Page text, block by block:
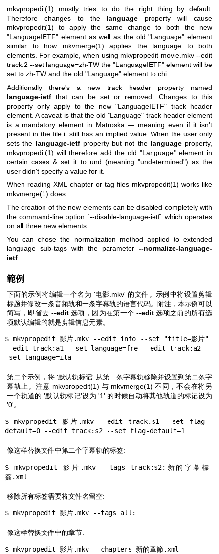
mkvpropedit(1) mostly tries to do the right thing by default.
Therefore changes to the language property will cause
mkvpropedit(1) to apply the same change to both the new
"LanguageIETF" element as well as the old "Language" element
similar to how mkvmerge(1) applies the language to both
elements. For example, when using mkvpropedit movie.mkv --edit
track:2 --set language=zh-TW the "LanguageIETF" element will be
set to zh-TW and the old "Language" element to chi.
Additionally there's a new track header property named
language-ietf that can be set or removed. Changes to this
property only apply to the new "LanguageIETF" track header
element. A caveat is that the old "Language" track header element
is a mandatory element in Matroska — meaning even if it isn't
present in the file it still has an implied value. When the user only
sets the language-ietfproperty but not the languageproperty,
mkvpropedit(1) will therefore add the old "Language" element in
certain cases & set it to und (meaning "undetermined") as the
user didn't specify a value for it.
When reading XML chapter or tag files mkvpropedit(1) works like
mkvmerge(1) does.
The creation of the new elements can be disabled completely with
the command-line option `--disable-language-ietf` which operates
on all three new elements.
You can chose the normalization method applied to extended
language sub-tags with the parameter --normalize-language-
ietf
範例
下面的示例将编辑一个名为 '电影.mkv' 的文件。示例中将设置剪辑
标题并修改一条音频轨和一条字幕轨的语言代码。附注，本示例可以
简写，即省去 --edit选项，因为在第一个 --edit选项之前的所有选
项默认编辑的就是剪辑信息元素。
$ mkvpropedit 影片.mkv --edit info --set "title=影片"
--edit track:a1 --set language=fre --edit track:a2 -
-set language=ita
第二个示例，将 '默认轨标记' 从第一条字幕轨移除并设置到第二条字
幕轨上。注意 mkvpropedit(1) 与 mkvmerge(1) 不同，不会在将另
一个轨道的 '默认轨标记'设为 '1' 的时候自动将其他轨道的标记设为
'0'。
$ mkvpropedit 影片.mkv --edit track:s1 --set flag-
default=0 --edit track:s2 --set flag-default=1
像这样替换文件中第二个字幕轨的标签:
$ mkvpropedit 影片.mkv --tags track:s2:新的字幕標
簽.xml
移除所有标签需要将文件名留空:
$ mkvpropedit 影片.mkv --tags all:
像这样替换文件中的章节:
$ mkvpropedit 影片.mkv --chapters 新的章節.xml